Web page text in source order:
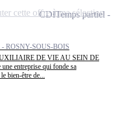
- ROSNY-SOUS-BOIS
DE VIE AU SEIN DE
entreprise qui fonde sa
bien-être de...
CDITemps partiel
cette offre à ma sélection